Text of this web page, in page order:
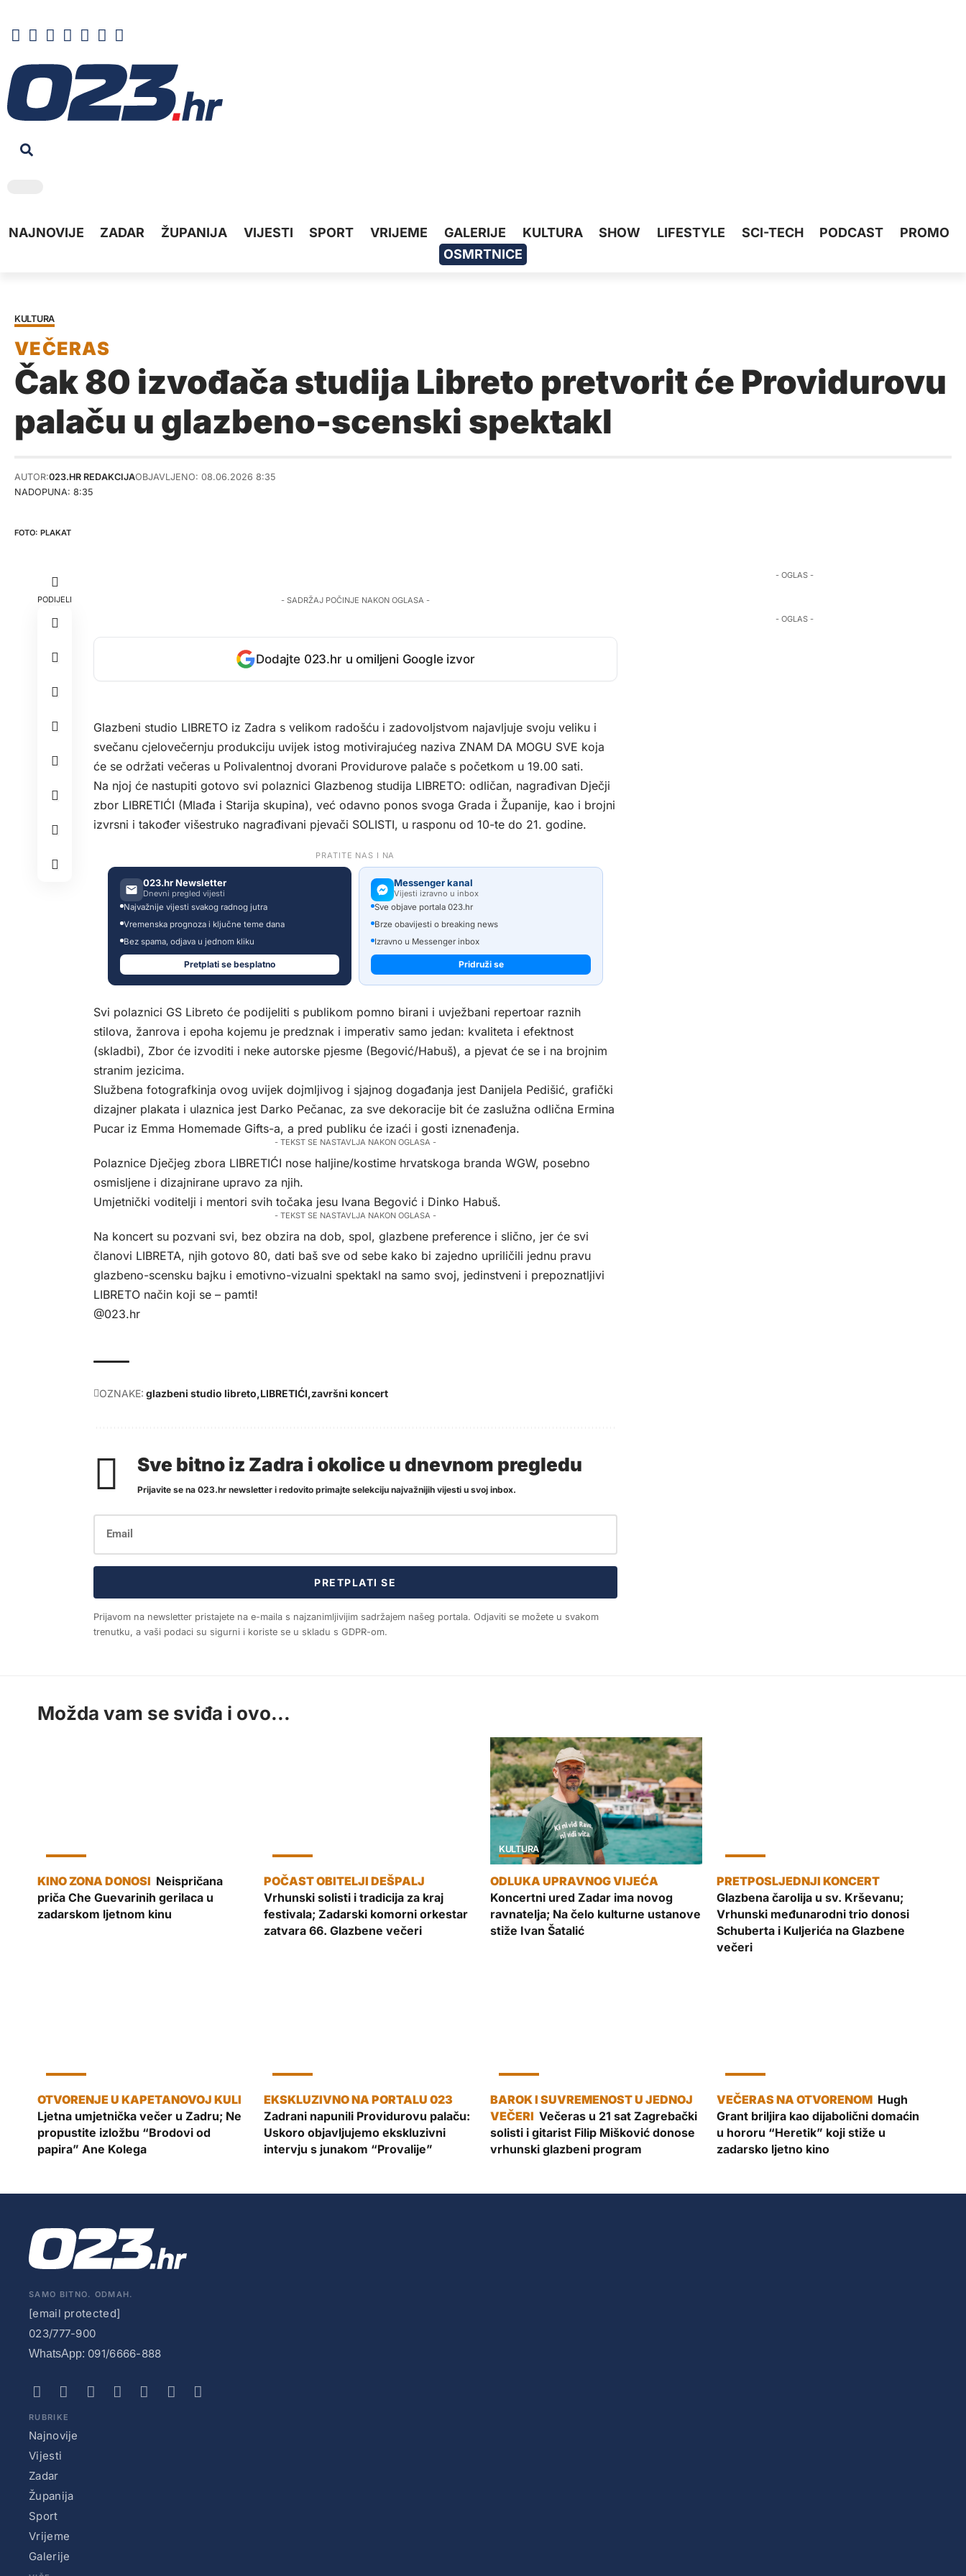
NAJNOVIJE ZADAR ŽUPANIJA VIJESTI SPORT VRIJEME GALERIJE KULTURA SHOW LIFESTYLE SCI-TECH PODCAST
PROMO
OSMRTNICE
KULTURA
Čak 80 izvođača studija Libreto pretvorit će Providurovu
palaču u glazbeno-scenski spektakl
NADOPUNA: 8:35
AUTOR:023.HR REDAKCIJAOBJAVLJENO: 08.06.2026 8:35
PLAKAT
PODIJELI - SADRŽAJ POČINJE NAKON OGLASA -
Dodajte 023.hr u omiljeni Google izvor
Glazbeni studio LIBRETO iz Zadra s velikom radošću i zadovoljstvom najavljuje svoju veliku i
svečanu cjelovečernju produkciju uvijek istog motivirajućeg naziva ZNAM DA MOGU SVE koja
će se održati večeras u Polivalentnoj dvorani Providurove palače s početkom u 19.00 sati.
Na njoj će nastupiti gotovo svi polaznici Glazbenog studija LIBRETO: odličan, nagrađivan Dječji
zbor LIBRETIĆI (Mlađa i Starija skupina), već odavno ponos svoga Grada i Županije, kao i brojni
izvrsni i također višestruko nagrađivani pjevači SOLISTI, u rasponu od 10-te do 21. godine.
PRATITE NAS I NA
023.hr Newsletter
Dnevni pregled vijesti
Najvažnije vijesti svakog radnog jutra
Vremenska prognoza i ključne teme dana
Bez spama, odjava u jednom kliku
Pretplati se besplatno
Messenger kanal
Vijesti izravno u inbox
Sve objave portala 023.hr
Brze obavijesti o breaking news
Izravno u Messenger inbox
Pridruži se
Svi polaznici GS Libreto će podijeliti s publikom pomno birani i uvježbani repertoar raznih
stilova, žanrova i epoha kojemu je predznak i imperativ samo jedan: kvaliteta i efektnost
(skladbi), Zbor će izvoditi i neke autorske pjesme (Begović/Habuš), a pjevat će se i na brojnim
stranim jezicima.
Službena fotografkinja ovog uvijek dojmljivog i sjajnog događanja jest Danijela Pedišić, grafički
dizajner plakata i ulaznica jest Darko Pečanac, za sve dekoracije bit će zaslužna odlična Ermina
Pucar iz Emma Homemade Gifts-a, a pred publiku će izaći i gosti iznenađenja.
- TEKST SE NASTAVLJA NAKON OGLASA -
Polaznice Dječjeg zbora LIBRETIĆI nose haljine/kostime hrvatskoga branda WGW, posebno
osmisljene i dizajnirane upravo za njih.
Umjetnički voditelji i mentori svih točaka jesu Ivana Begović i Dinko Habuš.
- TEKST SE NASTAVLJA NAKON OGLASA -
Na koncert su pozvani svi, bez obzira na dob, spol, glazbene preference i slično, jer će svi
članovi LIBRETA, njih gotovo 80, dati baš sve od sebe kako bi zajedno upriličili jednu pravu
glazbeno-scensku bajku i emotivno-vizualni spektakl na samo svoj, jedinstveni i prepoznatljivi
LIBRETO način koji se – pamti!
@023.hr
OZNAKE: glazbeni studio libreto LIBRETIĆI završni koncert
Sve bitno iz Zadra i okolice u dnevnom pregledu
Prijavite se na 023.hr newsletter i redovito primajte selekciju najvažnijih vijesti u svoj inbox.
PRETPLATI SE
Prijavom na newsletter pristajete na e-maila s najzanimljivijim sadržajem našeg portala. Odjaviti se možete u svakom
trenutku, a vaši podaci su sigurni i koriste se u skladu s GDPR-om.
- OGLAS -
- OGLAS -
Možda vam se sviđa i ovo...
Neispričana
priča Che Guevarinih gerilaca u
zadarskom ljetnom kinu
Vrhunski solisti i tradicija za kraj
festivala; Zadarski komorni orkestar
zatvara 66. Glazbene večeri
KULTURA
Koncertni ured Zadar ima novog
ravnatelja; Na čelo kulturne ustanove
stiže Ivan Šatalić
Glazbena čarolija u sv. Krševanu;
Vrhunski međunarodni trio donosi
Schuberta i Kuljerića na Glazbene
večeri
Ljetna umjetnička večer u Zadru; Ne
propustite izložbu “Brodovi od
papira” Ane Kolega
Zadrani napunili Providurovu palaču:
Uskoro objavljujemo ekskluzivni
intervju s junakom “Provalije”
Večeras u 21 sat Zagrebački
solisti i gitarist Filip Mišković donose
vrhunski glazbeni program
Hugh
Grant briljira kao dijabolični domaćin
u hororu “Heretik” koji stiže u
zadarsko ljetno kino
SAMO BITNO. ODMAH.
[email protected]
023/777-900
WhatsApp: 091/6666-888
RUBRIKE
Najnovije
Vijesti
Zadar
Županija
Sport
Vrijeme
Galerije